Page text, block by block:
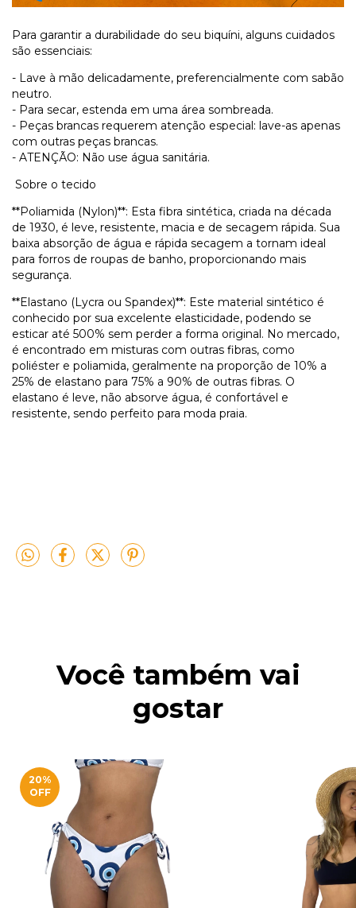
Para garantir a durabilidade do seu biquíni, alguns cuidados
são essenciais:
- Lave à mão delicadamente, preferencialmente com sabão
neutro.
- Para secar, estenda em uma área sombreada.
- Peças brancas requerem atenção especial: lave-as apenas
com outras peças brancas.
- ATENÇÃO: Não use água sanitária.
Sobre o tecido
**Poliamida (Nylon)**: Esta fibra sintética, criada na década
de 1930, é leve, resistente, macia e de secagem rápida. Sua
baixa absorção de água e rápida secagem a tornam ideal
para forros de roupas de banho, proporcionando mais
segurança.
**Elastano (Lycra ou Spandex)**: Este material sintético é
conhecido por sua excelente elasticidade, podendo se
esticar até 500% sem perder a forma original. No mercado,
é encontrado em misturas com outras fibras, como
poliéster e poliamida, geralmente na proporção de 10% a
25% de elastano para 75% a 90% de outras fibras. O
elastano é leve, não absorve água, é confortável e
resistente, sendo perfeito para moda praia.
Você também vai
gostar
20%
OFF